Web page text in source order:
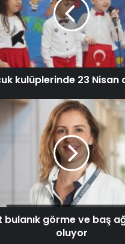
kulüplerinde 23 Nisan
görme ve baş
oluyor